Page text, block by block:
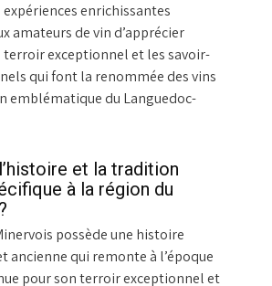
expériences enrichissantes
amateurs de vin d’apprécier
exceptionnel et les savoir-
qui font la renommée des vins
emblématique du Languedoc-
et la tradition
à la région du
possède une histoire
ancienne qui remonte à l’époque
pour son terroir exceptionnel et